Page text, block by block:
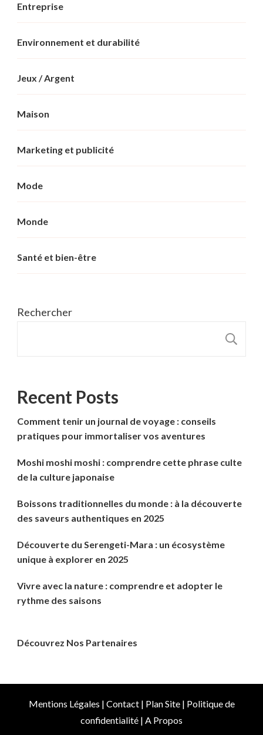
Entreprise
Environnement et durabilité
Jeux / Argent
Maison
Marketing et publicité
Mode
Monde
Santé et bien-être
Rechercher
Recent Posts
Comment tenir un journal de voyage : conseils
pratiques pour immortaliser vos aventures
Moshi moshi moshi : comprendre cette phrase culte
de la culture japonaise
Boissons traditionnelles du monde : à la découverte
des saveurs authentiques en 2025
Découverte du Serengeti-Mara : un écosystème
unique à explorer en 2025
Vivre avec la nature : comprendre et adopter le
rythme des saisons
Découvrez Nos Partenaires
Mentions Légales | Contact| Plan Site| Politique de
confidentialité | A Propos